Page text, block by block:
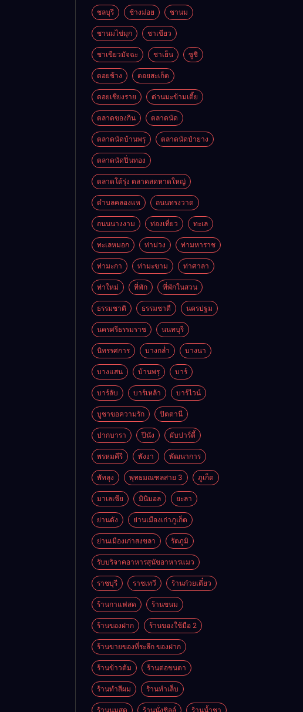
ชลบุรี ช้างม่อย ชานม
ชานมไข่มุก ชาเขียว
ชาเขียวมัจฉะ ชาเย็น ซูชิ
ดอยช้าง ดอยสะเก็ด
ดอยเชียงราย ด่านมะข้ามเตี้ย
ตลาดของกิน ตลาดนัด
ตลาดนัดบ้านพรุ ตลาดนัดป่ายาง
ตลาดนัดปิ่นทอง
ตลาดโต้รุ่ง ตลาดสดหาดใหญ่
ตำบลคลองแห ถนนทรงวาด
ถนนนางงาม ท่องเที่ยว ทะเล
ทะเลหมอก ท่าม่วง ท่ามหาราช
ท่ามะกา ท่ามะขาม ท่าศาลา
ท่าใหม่ ที่พัก ที่พักในสวน
ธรรมชาติ ธรรมชาตื นครปฐม
นครศรีธรรมราช นนทบุรี
นิทรรศการ บางกล่ำ บางนา
บางแสน บ้านพรุ บาร์
บาร์ลับ บาร์เหล้า บาร์ไวน์
บูชาขอความรัก ปัตตานี
ปากบารา ปีนัง ผับปาร์ตี้
พรหมคีรี พังงา พัฒนาการ
พัทลุง พุทธมณฑลสาย 3 ภูเก็ต
มาเลเซีย มินิมอล ยะลา
ย่านดัง ย่านเมืองเก่าภูเก็ต
ย่านเมืองเก่าสงขลา รัตภูมิ
รับบริจาคอาหารสุนัขอาหารแมว
ราชบุรี ราชเทวี ร้านก๋วยเตี๋ยว
ร้านกาแฟสด ร้านขนม
ร้านของฝาก ร้านของใช้มือ 2
ร้านขายของที่ระลึก ของฝาก
ร้านข้าวต้ม ร้านต่อขนตา
ร้านทำสีผม ร้านทำเล็บ
ร้านนมสด ร้านนั่งชิลล์ ร้านน้ำชา